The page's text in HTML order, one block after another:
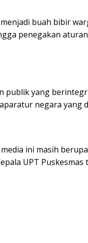
buah bibir
penegakan
publik yang
negara yang
ini masih
UPT